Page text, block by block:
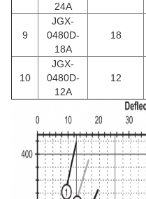
24A
9
JGX-
0480D-
18A
18
10
JGX-
0480D-
12A
12